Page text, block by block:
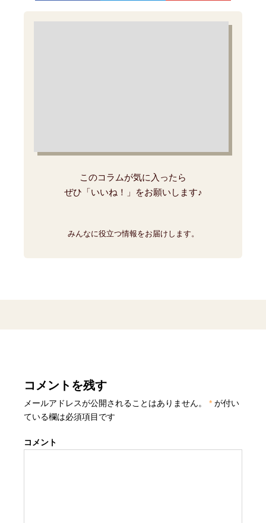
このコラムが気に入ったら
ぜひ「いいね！」をお願いします♪
みんなに役立つ情報をお届けします。
コメントを残す
メールアドレスが公開されることはありません。 * が付い
ている欄は必須項目です
コメント